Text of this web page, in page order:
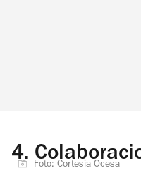
4. Foto: Cortesía Ocesa